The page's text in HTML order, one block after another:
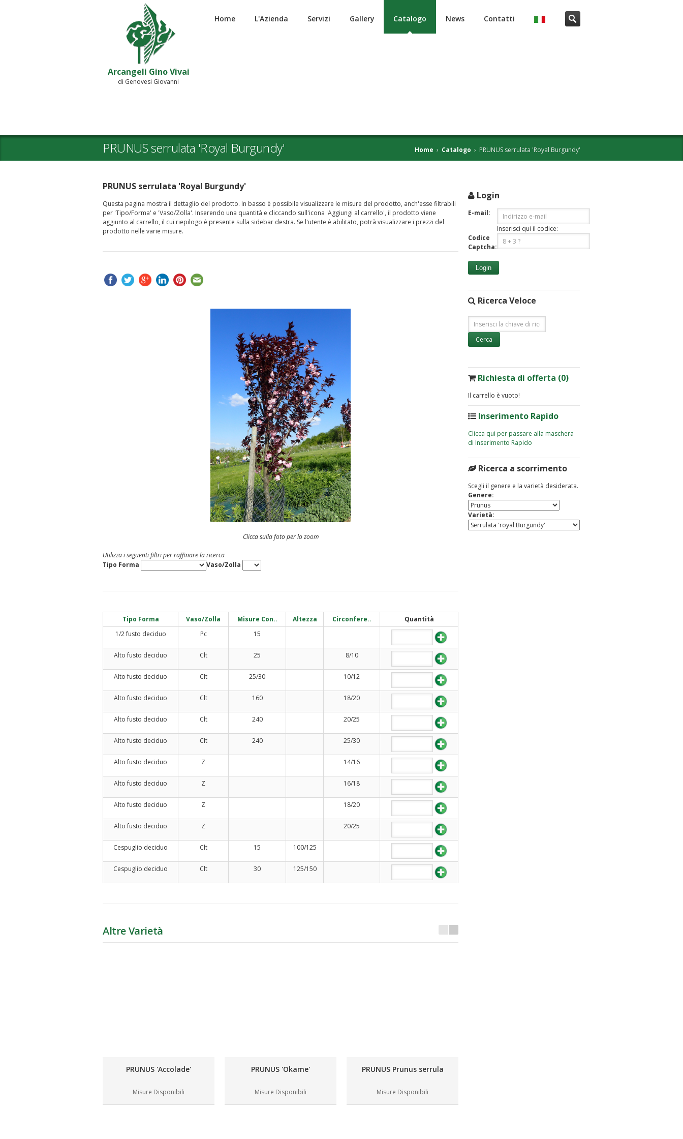
Arcangeli Gino Vivai
di Genovesi Giovanni
Home L'Azienda Servizi Gallery Catalogo News Contatti
PRUNUS serrulata 'Royal Burgundy' Home › Catalogo › PRUNUS serrulata 'Royal Burgundy'
PRUNUS serrulata 'Royal Burgundy'
Questa pagina mostra il dettaglio del prodotto. In basso è possibile visualizzare le misure del prodotto, anch'esse filtrabili
per 'Tipo/Forma' e 'Vaso/Zolla'. Inserendo una quantità e cliccando sull'icona 'Aggiungi al carrello', il prodotto viene
aggiunto al carrello, il cui riepilogo è presente sulla sidebar destra. Se l'utente è abilitato, potrà visualizzare i prezzi del
prodotto nelle varie misure.
Clicca sulla foto per lo zoom
Utilizza i seguenti filtri per raffinare la ricerca
Tipo Forma
Vaso/Zolla
Tipo Forma Vaso/Zolla Misure Con.. Altezza Circonfere..
Quantità
1/2 fusto deciduo
Pc 15
Alto fusto deciduo Clt 25 8/10
Alto fusto deciduo Clt 25/30 10/12
Alto fusto deciduo Clt 160 18/20
Alto fusto deciduo Clt 240 20/25
Alto fusto deciduo Clt 240 25/30
Alto fusto deciduo Z 14/16
Alto fusto deciduo Z 16/18
Alto fusto deciduo Z 18/20
Alto fusto deciduo Z 20/25
Cespuglio deciduo Clt 15 100/125
Cespuglio deciduo Clt 30 125/150
Altre Varietà
PRUNUS 'Accolade'
Misure Disponibili
PRUNUS 'Okame'
Misure Disponibili
PRUNUS Prunus serrula
Misure Disponibili
Login
E-mail:
Codice
Captcha:
Inserisci qui il codice:
Login
Ricerca Veloce
Richiesta di offerta (0)
Il carrello è vuoto!
Inserimento Rapido
Clicca qui per passare alla maschera
di Inserimento Rapido
Ricerca a scorrimento
Scegli il genere e la varietà desiderata.
Genere:
Varietà: